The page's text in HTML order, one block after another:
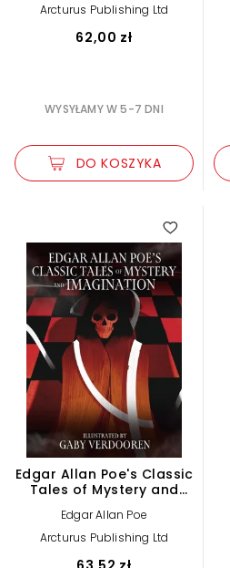
Arcturus Publishing Ltd
62,00 zł
WYSYŁAMY W 5-7 DNI
DO KOSZYKA
Edgar Allan Poe's Classic
Tales of Mystery and
Edgar Allan Poe
Arcturus Publishing Ltd